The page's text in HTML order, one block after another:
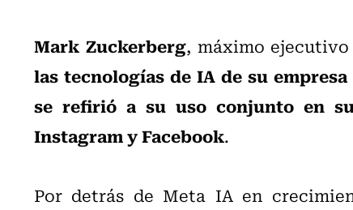
Mark Zuckerberg, máximo
las tecnologías de IA de su
se refirió a su uso conjunto en
Instagram y Facebook.
Por detrás de Meta IA en